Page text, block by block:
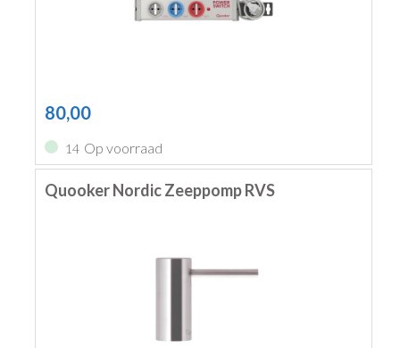
80,00
14 Op voorraad
Quooker Nordic Zeeppomp RVS